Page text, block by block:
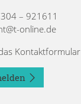
– 921611
online.de
Kontaktformular